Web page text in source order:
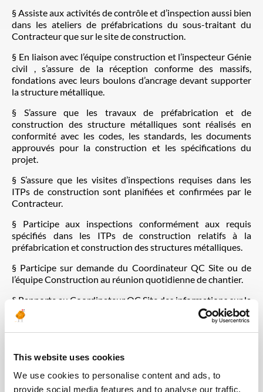
This website uses cookies
We use cookies to personalise content and ads, to
provide social media features and to analyse our traffic.
§ Assiste aux activités de contrôle et d’inspection aussi bien
dans les ateliers de préfabrications du sous-traitant du
Contracteur que sur le site de construction.
§ En liaison avec l’équipe construction et l’inspecteur Génie
civil , s’assure de la réception conforme des massifs,
fondations avec leurs boulons d’ancrage devant supporter
la structure métallique.
§ S’assure que les travaux de préfabrication et de
construction des structure métalliques sont réalisés en
conformité avec les codes, les standards, les documents
approuvés pour la construction et les spécifications du
projet.
§ S’assure que les visites d’inspections requises dans les
ITPs de construction sont planifiées et confirmées par le
Contracteur.
§ Participe aux inspections conformément aux requis
spécifiés dans les ITPs de construction relatifs à la
préfabrication et construction des structures métalliques.
§ Participe sur demande du Coordinateur QC Site ou de
l’équipe Construction au réunion quotidienne de chantier.
§ Rapporte au Coordinateur QC Site des informations sur la
qualité de réalisation des travaux de construction des
structures métalliques sur site.
discipline aux audits des sous- traitants du Contracteur.
§ Vérifie que les inspections, les examens et les essais requis
dans les ITP des sous-traitants du Contracteur ont été